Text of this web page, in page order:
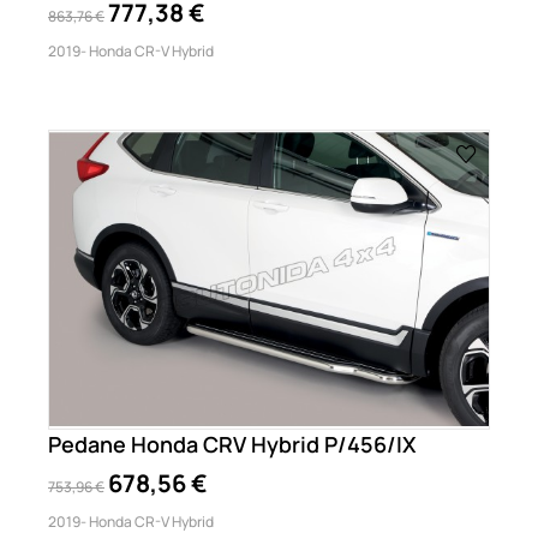
863,76 €777,38 €
2019- Honda CR-V Hybrid
Pedane Honda CRV Hybrid P/456/IX
753,96 € 678,56 €
2019- Honda CR-V Hybrid